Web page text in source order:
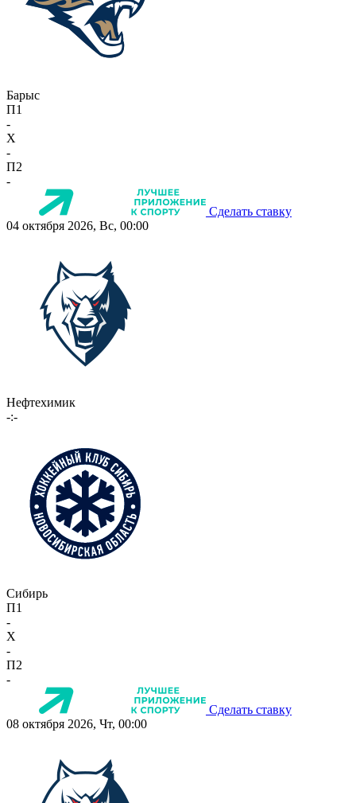
Барыс
П1
-
X
-
П2
-
Сделать ставку
04 октября 2026, Вс, 00:00
Нефтехимик
-:-
Сибирь
П1
-
X
-
П2
-
Сделать ставку
08 октября 2026, Чт, 00:00